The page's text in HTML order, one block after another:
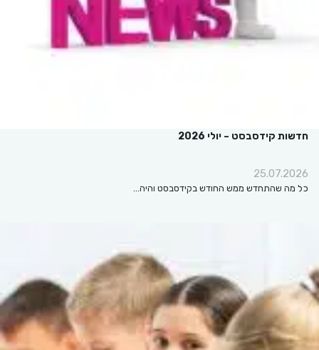
חדשות קידסבסט – יולי 2026
25.07.2026
כל מה שהתחדש ממש החודש בקידסבסט והיה…